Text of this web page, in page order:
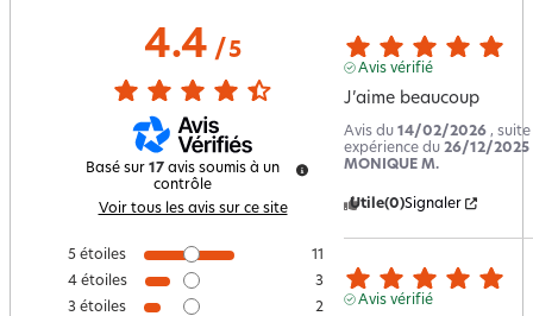
4.4/ 5
Basé sur 17 avis soumis à un
contrôle
Voir tous les avis sur ce site
5 étoiles
11
4 étoiles
3
3 étoiles
2
Avis vérifié
J’aime beaucoup
Avis du 14/02/2026 , suite
expérience du 26/12/2025
MONIQUE M.
Utile(0)Signaler
Avis vérifié